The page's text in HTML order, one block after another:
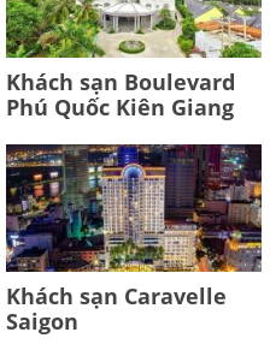
Khách sạn Boulevard
Phú Quốc Kiên Giang
Khách sạn Caravelle
Saigon